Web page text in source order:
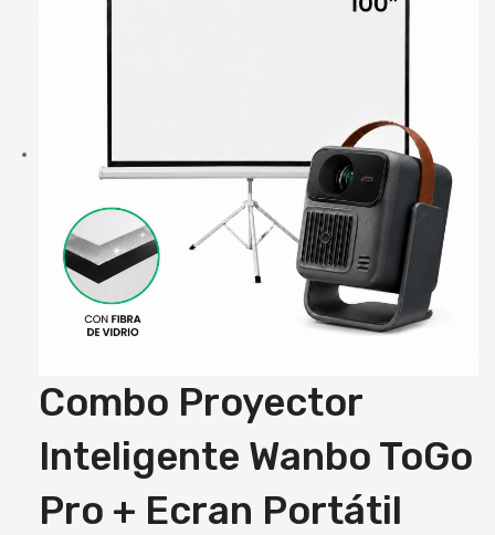
Combo Proyector
Inteligente Wanbo ToGo
Pro + Ecran Portátil